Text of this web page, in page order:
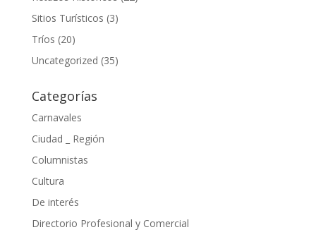
Sitios Turísticos (3)
Tríos (20)
Uncategorized (35)
Categorías
Carnavales
Ciudad _ Región
Columnistas
Cultura
De interés
Directorio Profesional y Comercial